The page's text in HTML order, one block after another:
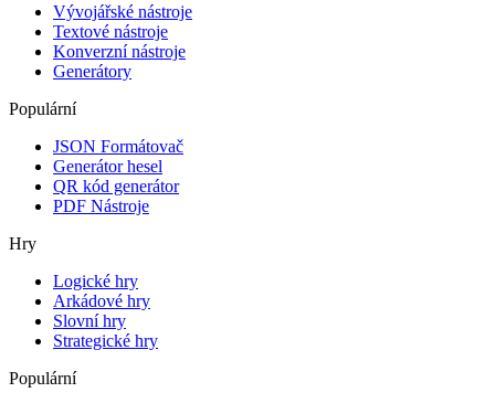
Vývojářské nástroje
Textové nástroje
Konverzní nástroje
Generátory
Populární
JSON Formátovač
Generátor hesel
QR kód generátor
PDF Nástroje
Hry
Logické hry
Arkádové hry
Slovní hry
Strategické hry
Populární